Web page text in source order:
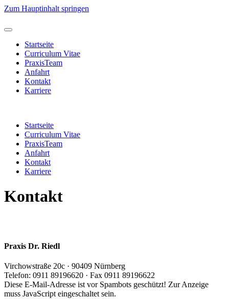
Zum Hauptinhalt springen
Startseite
Curriculum Vitae
PraxisTeam
Anfahrt
Kontakt
Karriere
Startseite
Curriculum Vitae
PraxisTeam
Anfahrt
Kontakt
Karriere
Kontakt
Praxis Dr. Riedl
Virchowstraße 20c · 90409 Nürnberg
Telefon: 0911 89196620 · Fax 0911 89196622
Diese E-Mail-Adresse ist vor Spambots geschützt! Zur Anzeige
muss JavaScript eingeschaltet sein.